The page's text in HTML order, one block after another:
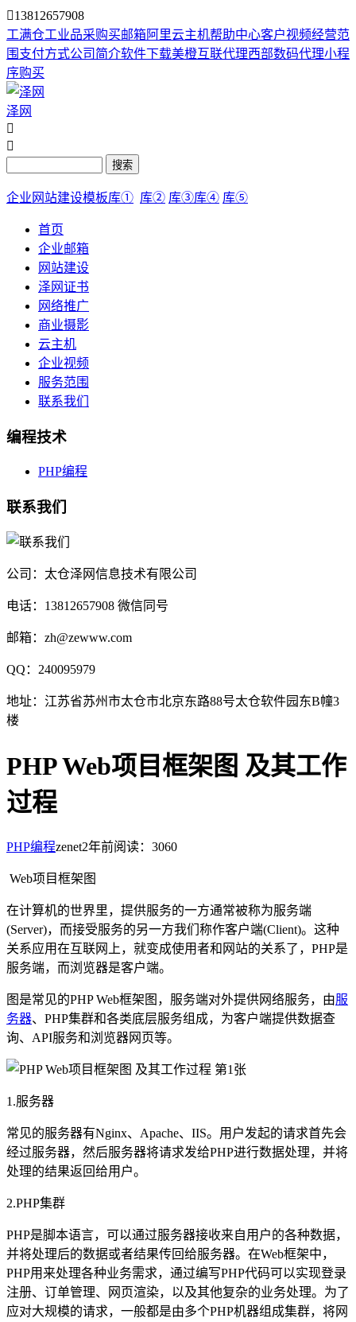
13812657908
工满仓工业品采购买邮箱阿里云主机帮助中心客户视频经营范
围 支付方式公司简介软件下载美橙互联代理西部数码代理小程
序购买
泽网


搜索
企业网站建设模板库① 库② 库③库④ 库⑤
首页
企业邮箱
网站建设
泽网证书
网络推广
商业摄影
云主机
企业视频
服务范围
联系我们
编程技术
PHP编程
联系我们
公司：太仓泽网信息技术有限公司
电话：13812657908 微信同号
邮箱：zh@zewww.com
QQ：240095979
地址：江苏省苏州市太仓市北京东路88号太仓软件园东B幢3
楼
PHP Web项目框架图 及其工作
过程
PHP编程zenet2年前阅读：3060
Web项目框架图
在计算机的世界里，提供服务的一方通常被称为服务端
(Server)，而接受服务的另一方我们称作客户端(Client)。这种
关系应用在互联网上，就变成使用者和网站的关系了，PHP是
服务端，而浏览器是客户端。
图是常见的PHP Web框架图，服务端对外提供网络服务，由服
务器、PHP集群和各类底层服务组成，为客户端提供数据查
询、API服务和浏览器网页等。
1.服务器
常见的服务器有Nginx、Apache、IIS。用户发起的请求首先会
经过服务器，然后服务器将请求发给PHP进行数据处理，并将
处理的结果返回给用户。
2.PHP集群
PHP是脚本语言，可以通过服务器接收来自用户的各种数据，
并将处理后的数据或者结果传回给服务器。在Web框架中，
PHP用来处理各种业务需求，通过编写PHP代码可以实现登录
注册、订单管理、网页渲染，以及其他复杂的业务处理。为了
应对大规模的请求，一般都是由多个PHP机器组成集群，将网